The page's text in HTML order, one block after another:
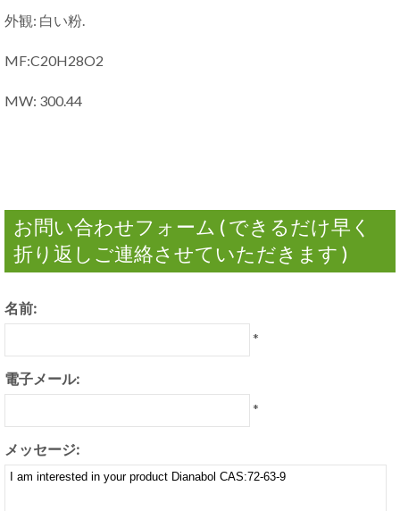
外観: 白い粉.
MF:C20H28O2
MW: 300.44
お問い合わせフォーム ( できるだけ早く
折り返しご連絡させていただきます )
名前:
*
電子メール:
*
メッセージ: